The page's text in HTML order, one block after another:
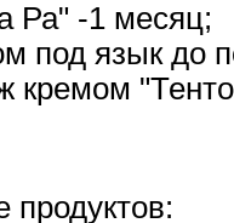
Ра" -1 месяц;
под язык до
кремом